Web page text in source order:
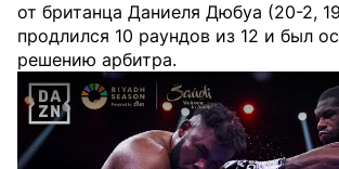
от британца Даниеля Дюбуа (20-2,
продлился 10 раундов из 12 и был
решению арбитра.